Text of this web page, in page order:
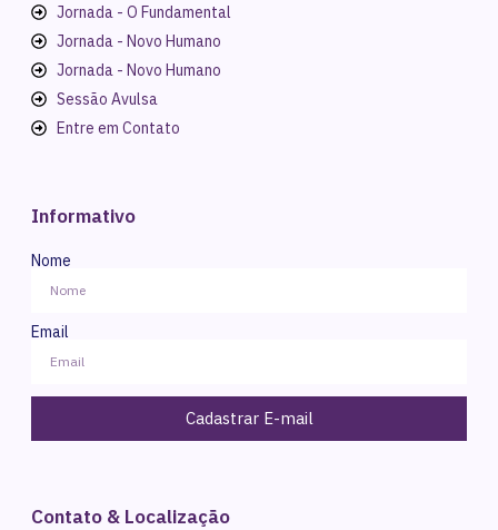
Jornada - O Fundamental
Jornada - Novo Humano
Jornada - Novo Humano
Sessão Avulsa
Entre em Contato
Informativo
Nome
Email
Cadastrar E-mail
Contato & Localização